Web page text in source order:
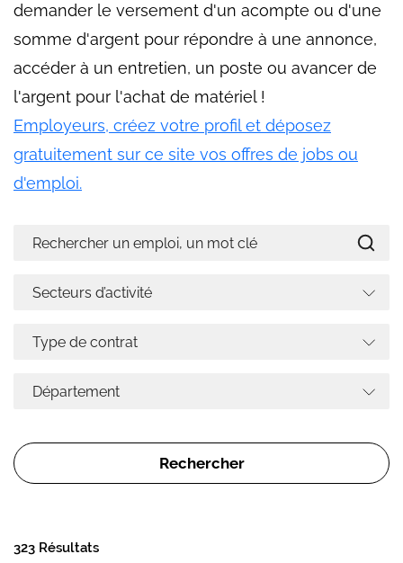
demander le versement d'un acompte ou d'une
somme d'argent pour répondre à une annonce,
accéder à un entretien, un poste ou avancer de
l'argent pour l'achat de matériel !
Employeurs, créez votre profil et déposez
gratuitement sur ce site vos offres de jobs ou
d'emploi.
323 Résultats